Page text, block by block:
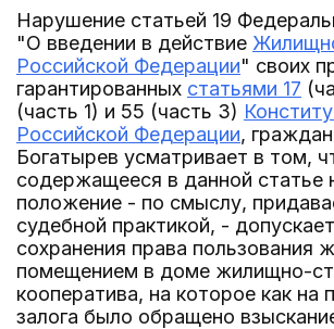
Нарушение статьей 19
"О введении в действие
Российской Федерации" своих
гарантированных статьями 17
(часть 1) и 55 (часть 3)
Российской Федерации,
Богатырев усматривает в том,
содержащееся в данной статье
положение - по смыслу,
судебной практикой, -
сохранения права пользования
помещением в доме жилищно-
кооператива, на которое как на
залога было обращено